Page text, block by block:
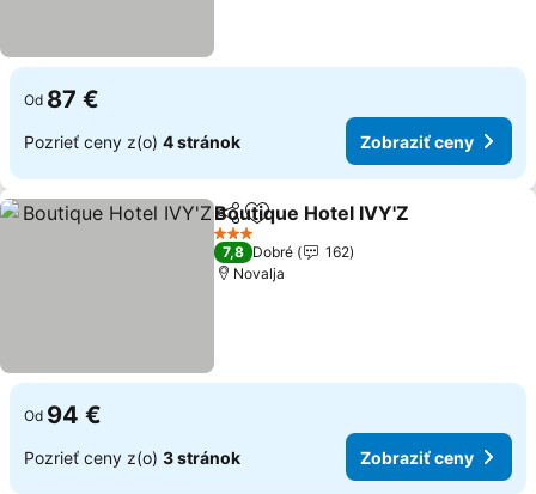
Od 87 €
Pozrieť ceny z(o) 4 stránok Zobraziť ceny
ZdieľaťPridať do obľúbených
Boutique Hotel IVY'Z
3 Počet hviezdičiek
7,8 Dobré
162
Novalja
Od 94 €
Pozrieť ceny z(o) 3 stránok Zobraziť ceny